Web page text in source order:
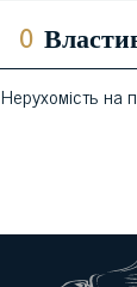
0
Нерухомість на